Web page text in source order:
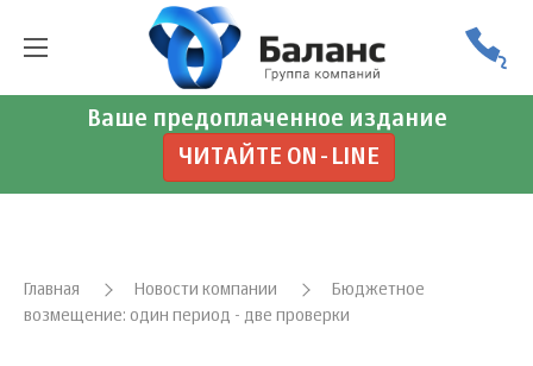
Ваше предоплаченное издание
ЧИТАЙТЕ ON-LINE
Главная Новости компании
Бюджетное
возмещение: один период - две проверки